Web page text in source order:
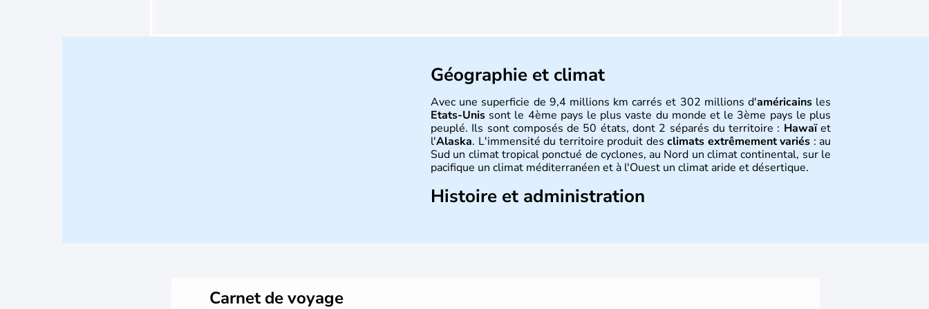
Géographie et climat
Avec une superficie de 9,4 millions km carrés et 302 millions d'américainsles
Etats-Unis sont le 4ème pays le plus vaste du monde et le 3ème pays le plus
peuplé. Ils sont composés de 50 états, dont 2 séparés du territoire : Hawaïet
l'Alaska. L'immensité du territoire produit des climats extrêmement variés : au
Sud un climat tropical ponctué de cyclones, au Nord un climat continental, sur le
pacifique un climat méditerranéen et à l'Ouest un climat aride et désertique.
Histoire et administration
Carnet de voyage